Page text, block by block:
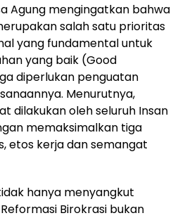
Agung mengingatkan bahwa
salah satu prioritas
yang fundamental untuk
yang baik (Good
diperlukan penguatan
Menurutnya,
dilakukan oleh seluruh Insan
memaksimalkan tiga
etos kerja dan semangat
hanya menyangkut
Birokrasi bukan